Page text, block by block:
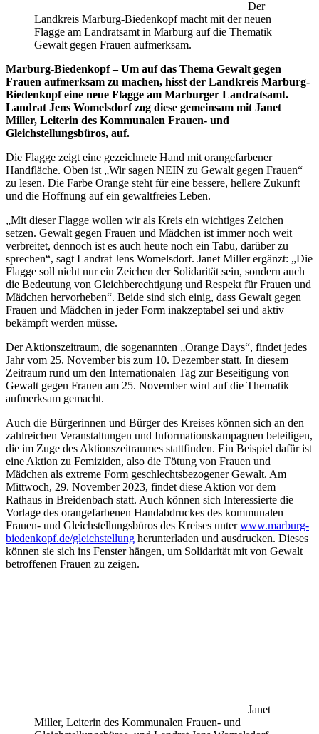
Der
Landkreis Marburg-Biedenkopf macht mit der neuen
Flagge am Landratsamt in Marburg auf die Thematik
Gewalt gegen Frauen aufmerksam.
Marburg-Biedenkopf – Um auf das Thema Gewalt gegen
Frauen aufmerksam zu machen, hisst der Landkreis Marburg-
Biedenkopf eine neue Flagge am Marburger Landratsamt.
Landrat Jens Womelsdorf zog diese gemeinsam mit Janet
Miller, Leiterin des Kommunalen Frauen- und
Gleichstellungsbüros, auf.
Die Flagge zeigt eine gezeichnete Hand mit orangefarbener
Handfläche. Oben ist „Wir sagen NEIN zu Gewalt gegen Frauen“
zu lesen. Die Farbe Orange steht für eine bessere, hellere Zukunft
und die Hoffnung auf ein gewaltfreies Leben.
„Mit dieser Flagge wollen wir als Kreis ein wichtiges Zeichen
setzen. Gewalt gegen Frauen und Mädchen ist immer noch weit
verbreitet, dennoch ist es auch heute noch ein Tabu, darüber zu
sprechen“, sagt Landrat Jens Womelsdorf. Janet Miller ergänzt: „Die
Flagge soll nicht nur ein Zeichen der Solidarität sein, sondern auch
die Bedeutung von Gleichberechtigung und Respekt für Frauen und
Mädchen hervorheben“. Beide sind sich einig, dass Gewalt gegen
Frauen und Mädchen in jeder Form inakzeptabel sei und aktiv
bekämpft werden müsse.
Der Aktionszeitraum, die sogenannten „Orange Days“, findet jedes
Jahr vom 25. November bis zum 10. Dezember statt. In diesem
Zeitraum rund um den Internationalen Tag zur Beseitigung von
Gewalt gegen Frauen am 25. November wird auf die Thematik
aufmerksam gemacht.
Auch die Bürgerinnen und Bürger des Kreises können sich an den
zahlreichen Veranstaltungen und Informationskampagnen beteiligen,
die im Zuge des Aktionszeitraumes stattfinden. Ein Beispiel dafür ist
eine Aktion zu Femiziden, also die Tötung von Frauen und
Mädchen als extreme Form geschlechtsbezogener Gewalt. Am
Mittwoch, 29. November 2023, findet diese Aktion vor dem
Rathaus in Breidenbach statt. Auch können sich Interessierte die
Vorlage des orangefarbenen Handabdruckes des kommunalen
Frauen- und Gleichstellungsbüros des Kreises unterwww.marburg-
biedenkopf.de/gleichstellung herunterladen und ausdrucken. Dieses
können sie sich ins Fenster hängen, um Solidarität mit von Gewalt
betroffenen Frauen zu zeigen.
Janet
Miller, Leiterin des Kommunalen Frauen- und